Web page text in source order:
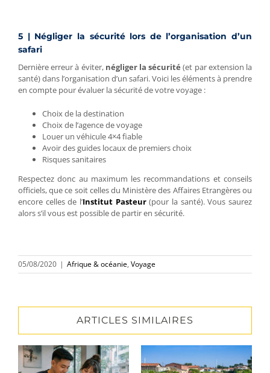
5 | Négliger la sécurité lors de l’organisation d’un
safari
Dernière erreur à éviter, négliger la sécurité (et par extension la
santé) dans l’organisation d’un safari. Voici les éléments à prendre
en compte pour évaluer la sécurité de votre voyage :
Choix de la destination
Choix de l’agence de voyage
Louer un véhicule 4×4 fiable
Avoir des guides locaux de premiers choix
Risques sanitaires
Respectez donc au maximum les recommandations et conseils
officiels, que ce soit celles du Ministère des Affaires Etrangères ou
encore celles de l’Institut Pasteur(pour la santé). Vous saurez
alors s’il vous est possible de partir en sécurité.
05/08/2020 | Afrique & océanie, Voyage
ARTICLES SIMILAIRES